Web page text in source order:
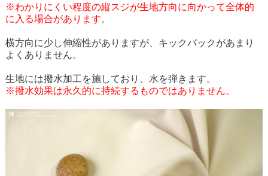
※わかりにくい程度の縦スジが生地方向に向かって全体的
に入る場合があります。
横方向に少し伸縮性がありますが、キックバックがあまり
よくありません。
生地には撥水加工を施しており、水を弾きます。
※撥水効果は永久的に持続するものではありません。